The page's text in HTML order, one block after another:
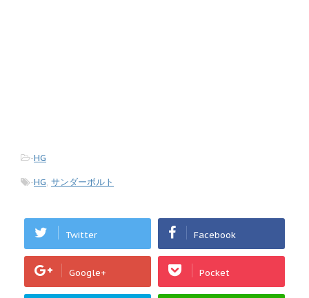
-HG
-HG, サンダーボルト
Twitter Facebook
Google+ Pocket